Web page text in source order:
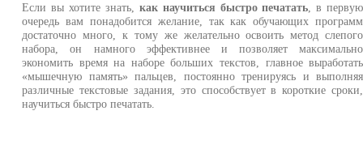
Если вы хотите знать, как научиться быстро печатать , в первую
очередь вам понадобится желание, так как обучающих программ
достаточно много, к тому же желательно освоить метод слепого
набора, он намного эффективнее и позволяет максимально
экономить время на наборе больших текстов, главное выработать
«мышечную память» пальцев, постоянно тренируясь и выполняя
различные текстовые задания, это способствует в короткие сроки,
научиться быстро печатать.